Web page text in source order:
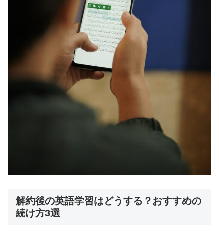
解約後の英語学習はどうする？おすすめの
続け方3選